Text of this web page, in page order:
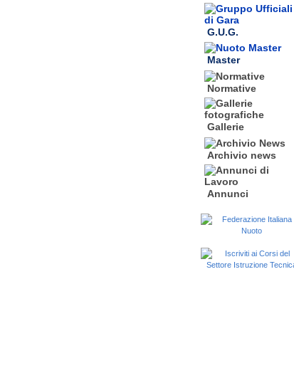
G.U.G.
Master
Normative
Gallerie
Archivio news
Annunci